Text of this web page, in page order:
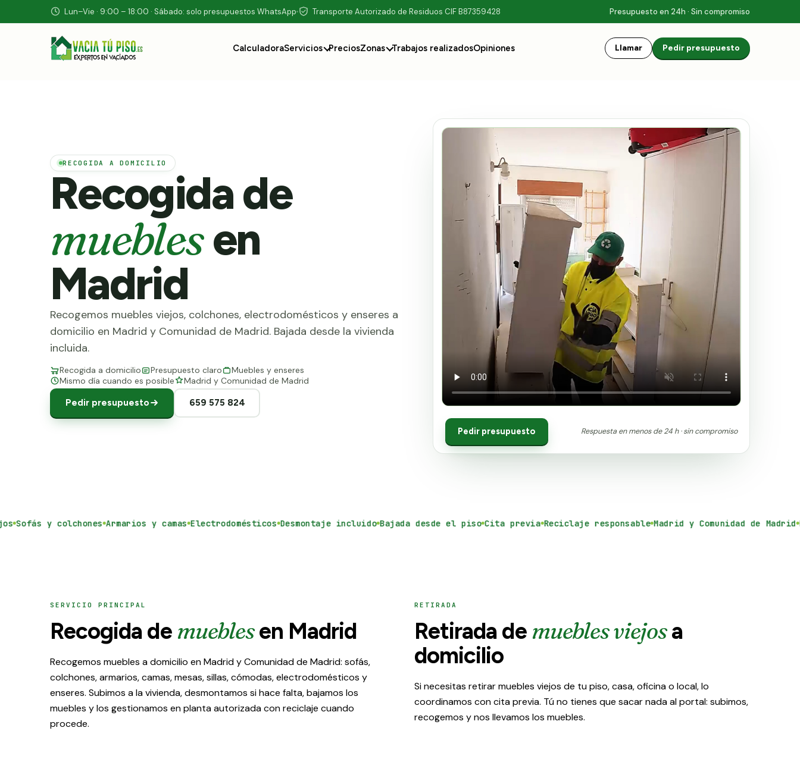
Lun–Vie · 9:00 – 18:00 · Sábado: solo presupuestos WhatsApp Transporte Autorizado de Residuos CIF B87359428 Presupuesto en 24h · Sin compromiso
CalculadoraServicios PreciosZonas Trabajos realizadosOpiniones Llamar Pedir presupuesto
RECOGIDA A DOMICILIO
Recogida de
mueblesen
Madrid
Recogemos muebles viejos, colchones, electrodomésticos y enseres a
domicilio en Madrid y Comunidad de Madrid. Bajada desde la vivienda
incluida.
Recogida a domicilio Presupuesto claro
Muebles y enseres
Mismo día cuando es posible
Madrid y Comunidad de Madrid
Pedir presupuesto 659 575 824
Ver vídeo del servicio
Pedir presupuesto Respuesta en menos de 24 h · sin compromiso
Sofás y colchones Armarios y camas Electrodomésticos Desmontaje incluido Bajada desde el piso Cita previa Reciclaje responsable Madrid y Comunidad de Madrid
SERVICIO PRINCIPAL
Recogida de mueblesen Madrid
Recogemos muebles a domicilio en Madrid y Comunidad de Madrid: sofás,
colchones, armarios, camas, mesas, sillas, cómodas, electrodomésticos y
enseres. Subimos a la vivienda, desmontamos si hace falta, bajamos los
muebles y los gestionamos en planta autorizada con reciclaje cuando
procede.
RETIRADA
Retirada de muebles viejosa
domicilio
Si necesitas retirar muebles viejos de tu piso, casa, oficina o local, lo
coordinamos con cita previa. Tú no tienes que sacar nada al portal: subimos,
recogemos y nos llevamos los muebles.